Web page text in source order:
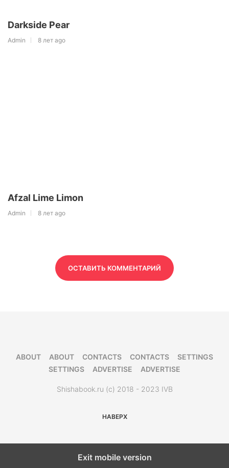
Darkside Pear
Admin 8 лет ago
Afzal Lime Limon
Admin 8 лет ago
ОСТАВИТЬ КОММЕНТАРИЙ
ABOUT ABOUT CONTACTS CONTACTS
SETTINGS
SETTINGS
ADVERTISE ADVERTISE
Shishabook.ru (c) 2018 - 2023 IVB
НАВЕРХ
Exit mobile version